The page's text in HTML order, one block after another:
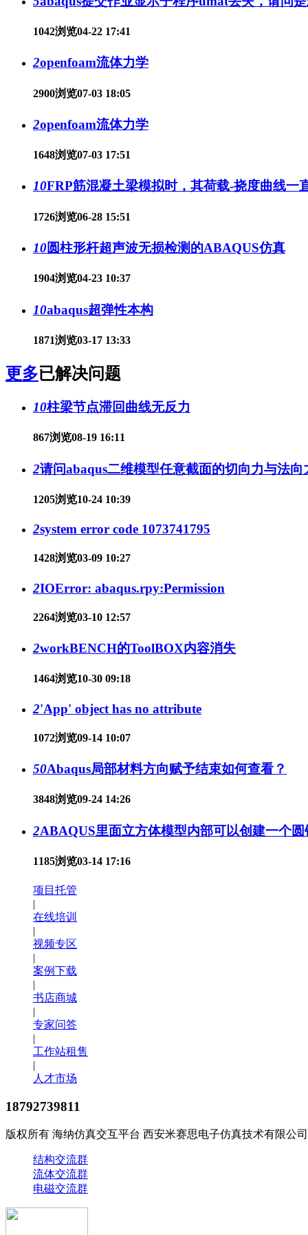
1042浏览04-22 17:41
2openfoam流体力学
2900浏览07-03 18:05
2openfoam流体力学
1648浏览07-03 17:51
10FRP筋混凝土梁模拟时，其荷载-挠度曲线一
1726浏览06-28 15:51
10圆柱形杆超声波无损检测的ABAQUS仿真
1904浏览04-23 10:37
10abaqus超弹性本构
1871浏览03-17 13:33
更多已解决问题
10柱梁节点滞回曲线无反力
867浏览08-19 16:11
2请问abaqus二维模型任意截面的切向力与法向
1205浏览10-24 10:39
2system error code 1073741795
1428浏览03-09 10:27
2IOError: abaqus.rpy:Permission
2264浏览03-10 12:57
2workBENCH的ToolBOX内容消失
1464浏览10-30 09:18
2'App' object has no attribute
1072浏览09-14 10:07
50Abaqus局部材料方向赋予结束如何查看？
3848浏览09-24 14:26
2ABAQUS里面立方体模型内部可以创建一个
1185浏览03-14 17:16
项目托管
|
在线培训
|
视频专区
|
案例下载
|
书店商城
|
专家问答
|
工作站租售
|
人才市场
18792739811
版权所有 海纳仿真交互平台 西安米赛思电子仿真技术有限公司
结构交流群
流体交流群
电磁交流群